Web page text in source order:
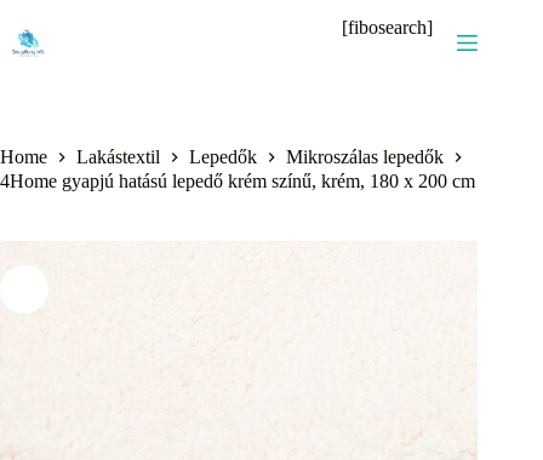
content
[fibosearch]
Home Lakástextil Lepedők
Mikroszálas lepedők
4Home gyapjú hatású lepedő krém színű, krém, 180 x 200 cm